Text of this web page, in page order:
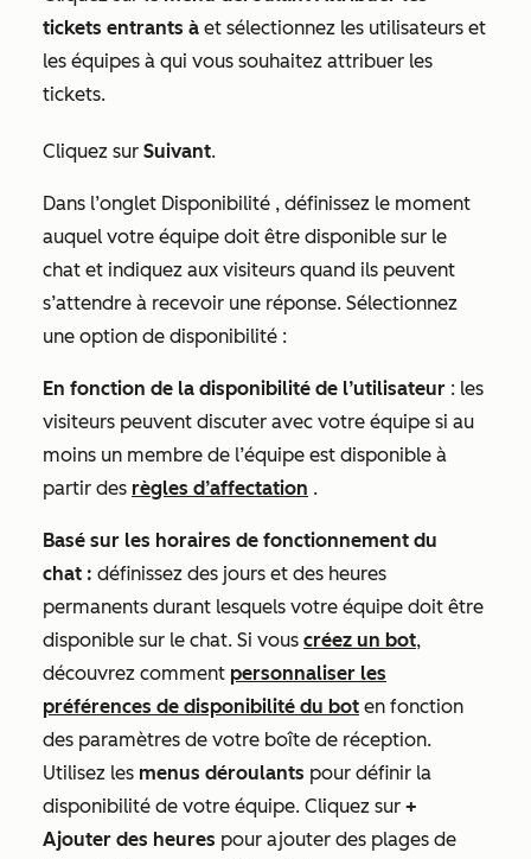
tickets entrants à et sélectionnez les utilisateurs et
les équipes à qui vous souhaitez attribuer les
tickets.
Cliquez sur Suivant.
Dans l’onglet Disponibilité , définissez le moment
auquel votre équipe doit être disponible sur le
chat et indiquez aux visiteurs quand ils peuvent
s’attendre à recevoir une réponse. Sélectionnez
une option de disponibilité :
En fonction de la disponibilité de l’utilisateur : les
visiteurs peuvent discuter avec votre équipe si au
moins un membre de l’équipe est disponible à
partir des règles d’affectation .
Basé sur les horaires de fonctionnement du
chat : définissez des jours et des heures
permanents durant lesquels votre équipe doit être
disponible sur le chat. Si vous créez un bot,
découvrez comment personnaliser les
préférences de disponibilité du bot en fonction
des paramètres de votre boîte de réception.
Utilisez les menus déroulants pour définir la
disponibilité de votre équipe. Cliquez sur +
Ajouter des heures pour ajouter des plages de